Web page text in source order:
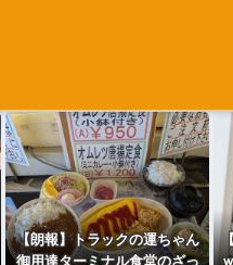
【朗報】トラックの運ちゃん
御用達ターミナル食堂のざっ